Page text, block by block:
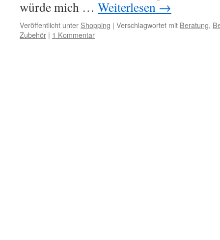
würde mich … Weiterlesen →
Veröffentlicht unter Shopping | Verschlagwortet mit Beratung,
Zubehör | 1 Kommentar